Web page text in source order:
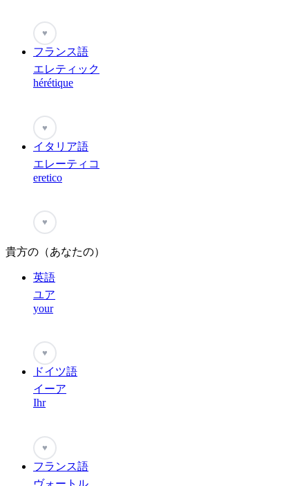
♥
フランス語
エレティック
hérétique
♥
イタリア語
エレーティコ
eretico
♥
貴方の（あなたの）
英語
ユア
your
♥
ドイツ語
イーア
Ihr
♥
フランス語
ヴォートル